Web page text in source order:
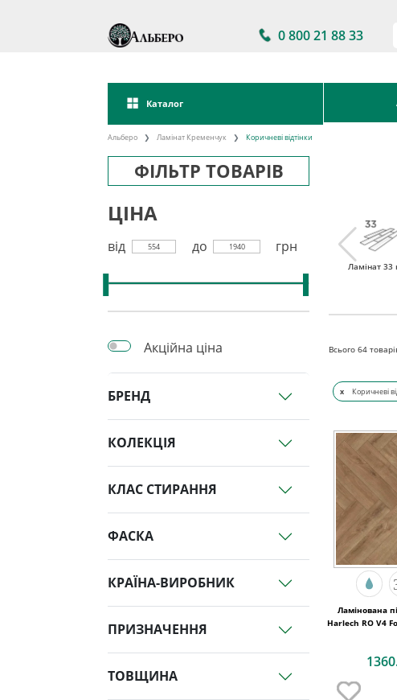
0 800 21 88 33
Каталог
Альберо Ламінат Кременчук Коричневі відтінки
ФІЛЬТР ТОВАРІВ
ЦІНА
від 554 до 1940 грн
Акційна ціна
БРЕНД
КОЛЕКЦІЯ
КЛАС СТИРАННЯ
ФАСКА
КРАЇНА-ВИРОБНИК
ПРИЗНАЧЕННЯ
ТОВЩИНА
Ламінат 33
Всього64
x Коричневі
Ламінована
Harlech RO V4